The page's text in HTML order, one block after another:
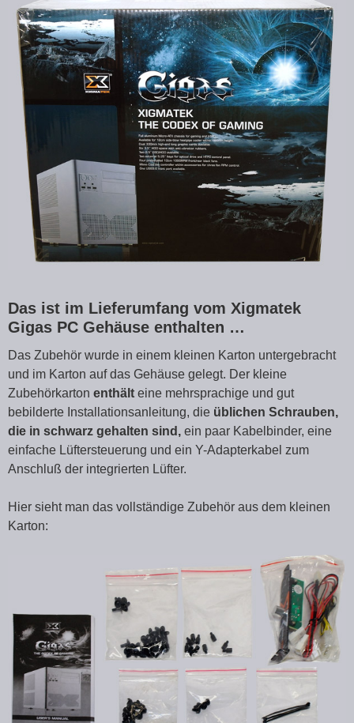
Das ist im Lieferumfang vom Xigmatek
Gigas PC Gehäuse enthalten …
Das Zubehör wurde in einem kleinen Karton untergebracht
und im Karton auf das Gehäuse gelegt. Der kleine
Zubehörkarton enthält eine mehrsprachige und gut
bebilderte Installationsanleitung, die üblichen Schrauben,
die in schwarz gehalten sind, ein paar Kabelbinder, eine
einfache Lüftersteuerung und ein Y-Adapterkabel zum
Anschluß der integrierten Lüfter.
Hier sieht man das vollständige Zubehör aus dem kleinen
Karton: